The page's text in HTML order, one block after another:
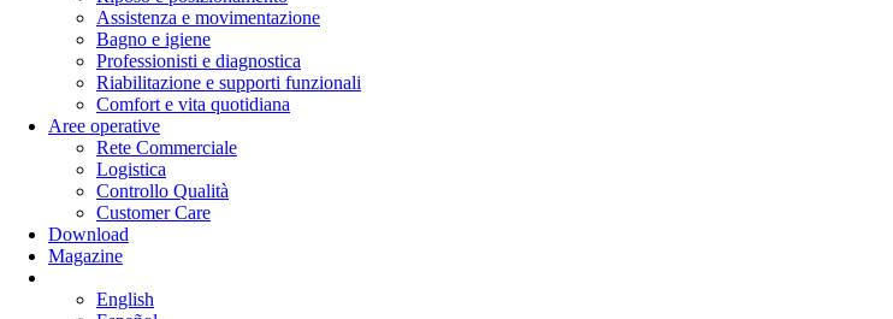
Assistenza e movimentazione
Bagno e igiene
Professionisti e diagnostica
Riabilitazione e supporti funzionali
Comfort e vita quotidiana
Aree operative
Rete Commerciale
Logistica
Controllo Qualità
Customer Care
Download
Magazine
English